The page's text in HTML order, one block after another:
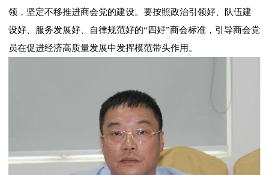
领，坚定不移推进商会党的建设。要按照政治引领好、队伍建
设好、服务发展好、自律规范好的“四好”商会标准，引导商会党
员在促进经济高质量发展中发挥模范带头作用。